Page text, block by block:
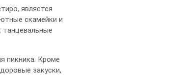
является
скамейки и
пикника. Кроме
закуски,